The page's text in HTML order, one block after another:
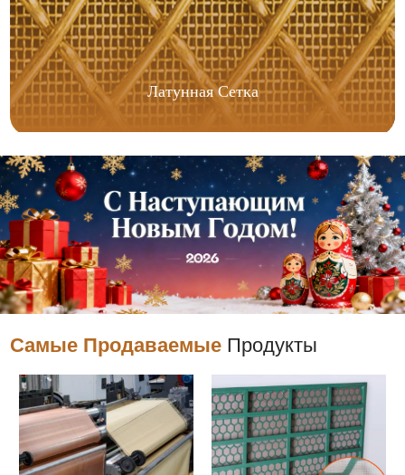
Латунная Сетка
Самые Продаваемые Продукты